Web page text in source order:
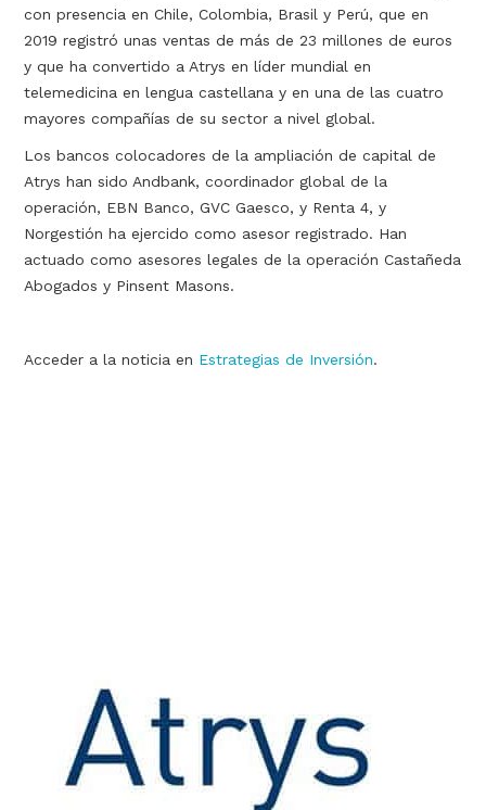
con presencia en Chile, Colombia, Brasil y Perú, que en
2019 registró unas ventas de más de 23 millones de euros
y que ha convertido a Atrys en líder mundial en
telemedicina en lengua castellana y en una de las cuatro
mayores compañías de su sector a nivel global.
Los bancos colocadores de la ampliación de capital de
Atrys han sido Andbank, coordinador global de la
operación, EBN Banco, GVC Gaesco, y Renta 4, y
Norgestión ha ejercido como asesor registrado. Han
actuado como asesores legales de la operación Castañeda
Abogados y Pinsent Masons.
Acceder a la noticia en Estrategias de Inversión.